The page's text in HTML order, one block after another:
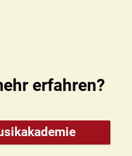
erfahren?